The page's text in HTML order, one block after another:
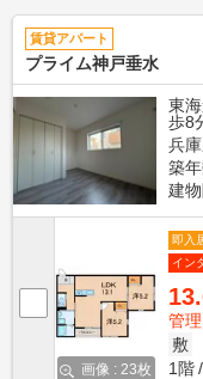
賃貸アパート
プライム神戸垂水
東
歩8
兵
築
建
画像 : 23枚
即入
イン
管
敷
1階